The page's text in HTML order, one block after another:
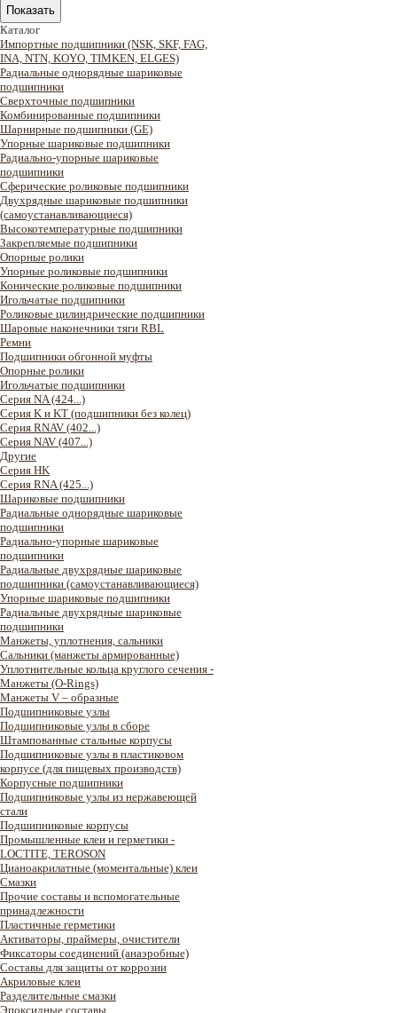
Каталог
Импортные подшипники (NSK, SKF, FAG,
INA, NTN, KOYO, TIMKEN, ELGES)
Радиальные однорядные шариковые
подшипники
Сверхточные подшипники
Комбинированные подшипники
Шарнирные подшипники (GE)
Упорные шариковые подшипники
Радиально-упорные шариковые
подшипники
Сферические роликовые подшипники
Двухрядные шариковые подшипники
(самоустанавливающиеся)
Высокотемпературные подшипники
Закрепляемые подшипники
Опорные ролики
Упорные роликовые подшипники
Конические роликовые подшипники
Игольчатые подшипники
Роликовые цилиндрические подшипники
Шаровые наконечники тяги RBL
Ремни
Подшипники обгонной муфты
Опорные ролики
Игольчатые подшипники
Серия NA (424...)
Серия K и KT (подшипники без колец)
Серия RNAV (402...)
Серия NAV (407...)
Другие
Серия HK
Серия RNA (425...)
Шариковые подшипники
Радиальные однорядные шариковые
подшипники
Радиально-упорные шариковые
подшипники
Радиальные двухрядные шариковые
подшипники (самоустанавливающиеся)
Упорные шариковые подшипники
Радиальные двухрядные шариковые
подшипники
Манжеты, уплотнения, сальники
Сальники (манжеты армированные)
Уплотнительные кольца круглого сечения -
Манжеты (O-Rings)
Манжеты V – образные
Подшипниковые узлы
Подшипниковые узлы в сборе
Штампованные стальные корпусы
Подшипниковые узлы в пластиковом
корпусе (для пищевых производств)
Корпусные подшипники
Подшипниковые узлы из нержавеющей
стали
Подшипниковые корпусы
Промышленные клеи и герметики -
LOCTITE, TEROSON
Цианоакрилатные (моментальные) клеи
Смазки
Прочие составы и вспомогательные
принадлежности
Пластичные герметики
Активаторы, праймеры, очистители
Фиксаторы соединений (анаэробные)
Составы для защиты от коррозии
Акриловые клеи
Разделительные смазки
Эпоксидные составы